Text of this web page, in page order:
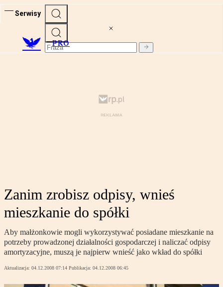
Serwisy
PRO
Zanim zrobisz odpisy, wnieś
mieszkanie do spółki
Aby małżonkowie mogli wykorzystywać posiadane mieszkanie na
potrzeby prowadzonej działalności gospodarczej i naliczać odpisy
amortyzacyjne, muszą je najpierw wnieść jako wkład do spółki
Aktualizacja: 04.12.2008 07:14 Publikacja: 04.12.2008 06:45